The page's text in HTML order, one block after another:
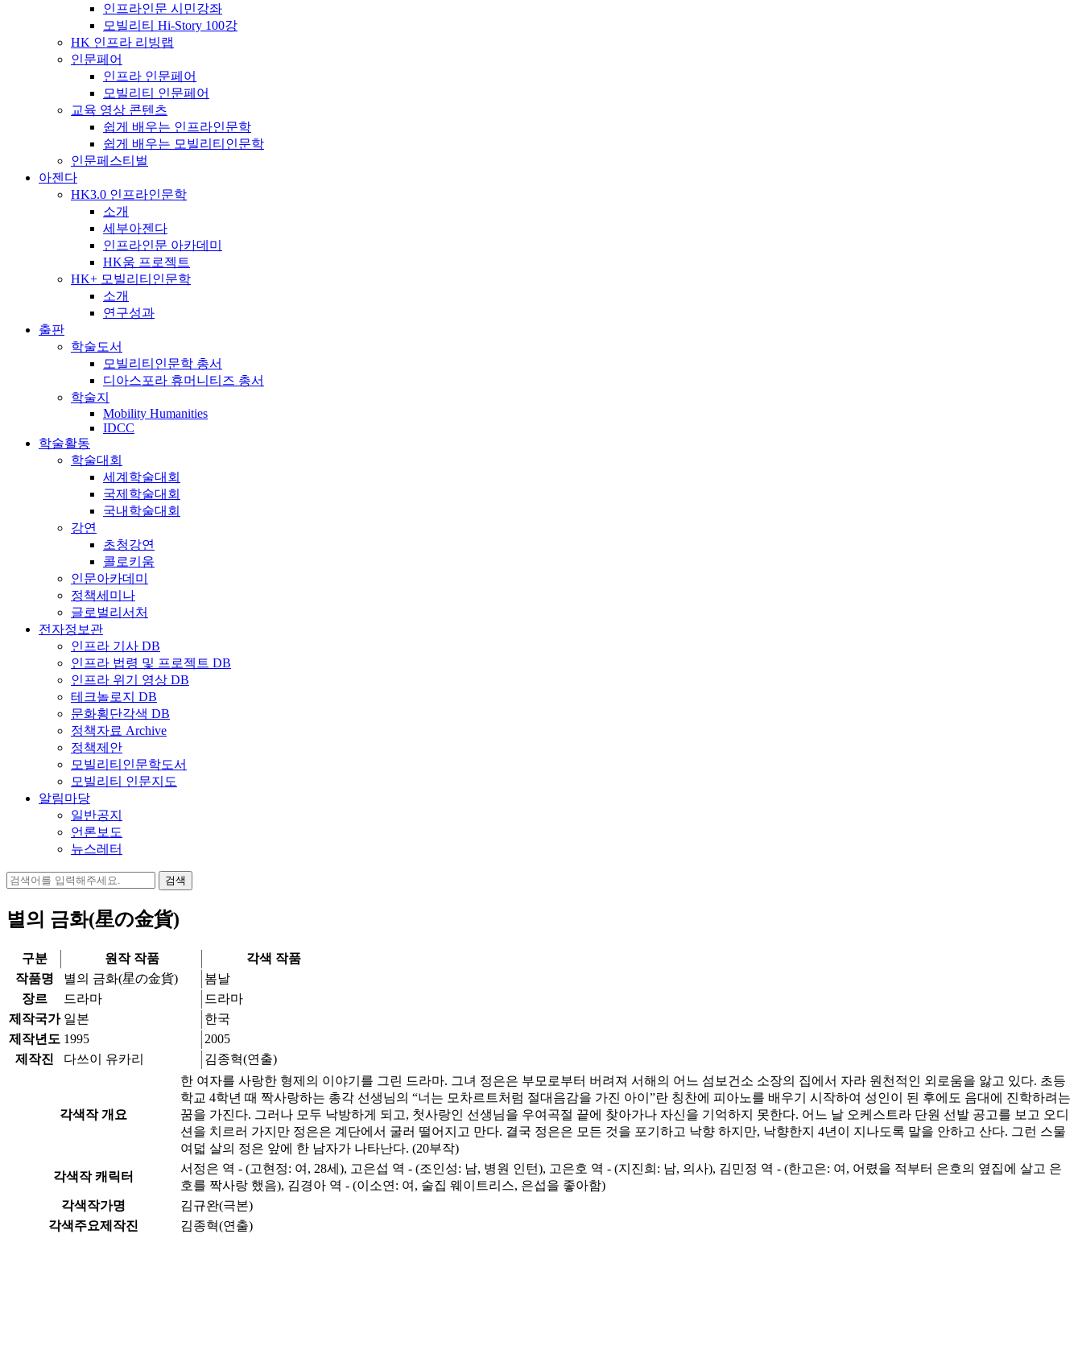
인프라인문 시민강좌
모빌리티 Hi-Story 100강
HK 인프라 리빙랩
인문페어
인프라 인문페어
모빌리티 인문페어
교육 영상 콘텐츠
쉽게 배우는 인프라인문학
쉽게 배우는 모빌리티인문학
인문페스티벌
아젠다
HK3.0 인프라인문학
소개
세부아젠다
인프라인문 아카데미
HK움 프로젝트
HK+ 모빌리티인문학
소개
연구성과
출판
학술도서
모빌리티인문학 총서
디아스포라 휴머니티즈 총서
학술지
Mobility Humanities
IDCC
학술활동
학술대회
세계학술대회
국제학술대회
국내학술대회
강연
초청강연
콜로키움
인문아카데미
정책세미나
글로벌리서처
전자정보관
인프라 기사 DB
인프라 법령 및 프로젝트 DB
인프라 위기 영상 DB
테크놀로지 DB
문화횡단각색 DB
정책자료 Archive
정책제안
모빌리티인문학도서
모빌리티 인문지도
알림마당
일반공지
언론보도
뉴스레터
검
별의 금화(星の金貨)
구분 원작 작품
각색 작품
작품명
별의 금화(星の金貨)
봄날
장르
드라마
드라마
제작국가 일본
한국
제작년도 1995
2005
제작진
다쓰이 유카리 김종혁(연출)
각색작 개요
한 여자를 사랑한 형제의 이야기를 그린 드라마. 그녀 정은은 부모로부터 버려져 서해의 어느 섬보건소 소장의 집에서 자라 원천적인 외로움을 앓고 있다. 초등
학교 4학년 때 짝사랑하는 총각 선생님의 “너는 모차르트처럼 절대음감을 가진 아이”란 칭찬에 피아노를 배우기 시작하여 성인이 된 후에도 음대에 진학하려는
꿈을 가진다. 그러나 모두 낙방하게 되고, 첫사랑인 선생님을 우여곡절 끝에 찾아가나 자신을 기억하지 못한다. 어느 날 오케스트라 단원 선발 공고를 보고 오디
션을 치르러 가지만 정은은 계단에서 굴러 떨어지고 만다. 결국 정은은 모든 것을 포기하고 낙향 하지만, 낙향한지 4년이 지나도록 말을 안하고 산다. 그런 스물
여덟 살의 정은 앞에 한 남자가 나타난다. (20부작)
각색작 캐릭터
서정은 역 - (고현정: 여, 28세), 고은섭 역 - (조인성: 남, 병원 인턴), 고은호 역 - (지진희: 남, 의사), 김민정 역 - (한고은: 여, 어렸을 적부터 은호의 옆집에 살고 은
호를 짝사랑 했음), 김경아 역 - (이소연: 여, 술집 웨이트리스, 은섭을 좋아함)
각색작가명
김규완(극본)
각색주요제작진
김종혁(연출)